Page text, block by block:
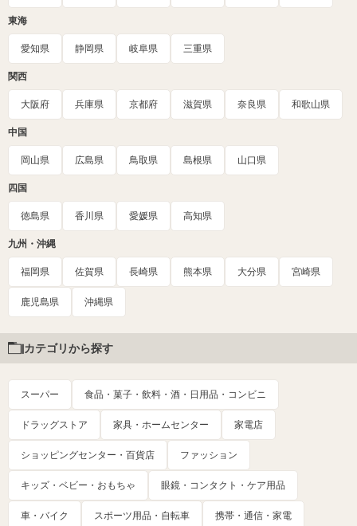
東海
愛知県 静岡県 岐阜県 三重県
関西
大阪府 兵庫県 京都府 滋賀県 奈良県 和歌山県
中国
岡山県 広島県 鳥取県 島根県 山口県
四国
徳島県 香川県 愛媛県 高知県
九州・沖縄
福岡県 佐賀県 長崎県 熊本県 大分県 宮崎県
鹿児島県 沖縄県
カテゴリから探す
スーパー 食品・菓子・飲料・酒・日用品・コンビニ
ドラッグストア 家具・ホームセンター 家電店
ショッピングセンター・百貨店 ファッション
キッズ・ベビー・おもちゃ 眼鏡・コンタクト・ケア用品
車・バイク スポーツ用品・自転車 携帯・通信・家電